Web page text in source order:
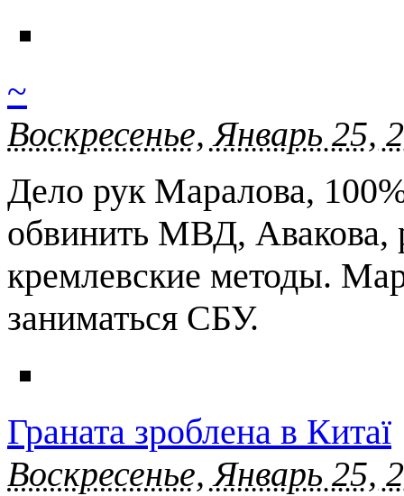
~
Воскресенье, Январь 25,
Дело рук Маралова,
обвинить МВД, Авакова,
кремлевские методы.
заниматься СБУ.
Граната зроблена в Китаї
Воскресенье, Январь 25,